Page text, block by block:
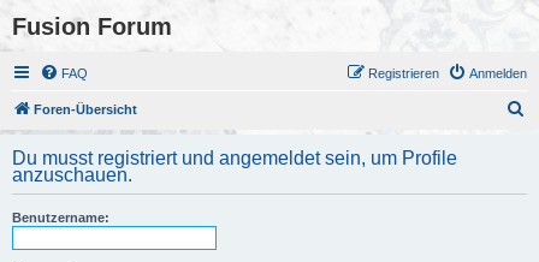
Fusion Forum
FAQ Anmelden
Registrieren
Foren-Übersicht
h
Du musst registriert und angemeldet sein, um Profile
anzuschauen.
Benutzername: